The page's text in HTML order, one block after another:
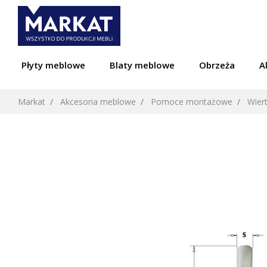
Płyty meblowe Blaty meblowe Obrzeża
Markat Akcesoria meblowe Pomoce montażowe